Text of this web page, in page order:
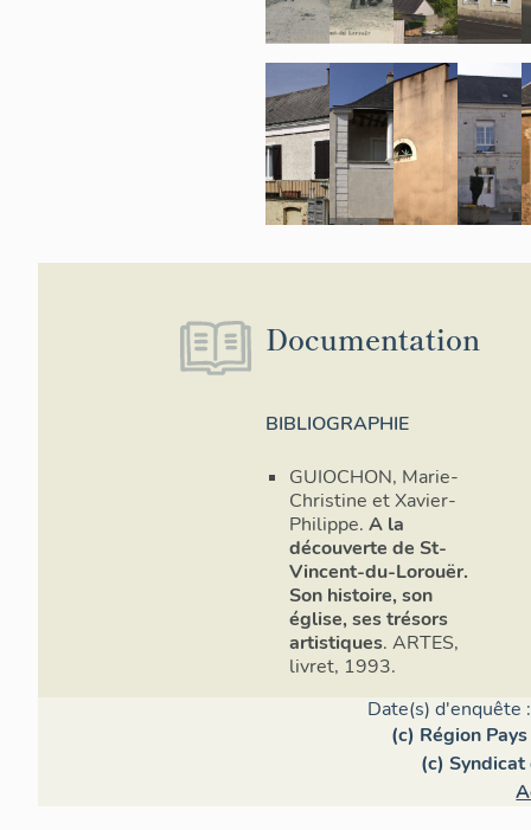
Documentation
BIBLIOGRAPHIE
GUIOCHON, Marie-
Christine et Xavier-
Philippe. A la
découverte de St-
Vincent-du-Lorouër.
Son histoire, son
église, ses trésors
artistiques. ARTES,
livret, 1993.
Date(s) d'enquête
(c) Région
(c)